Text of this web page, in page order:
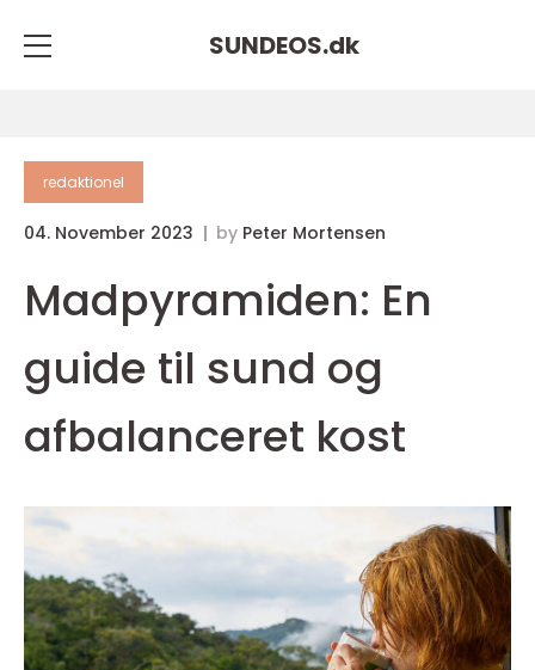
SUNDEOS.dk
redaktionel
04. November 2023 by Peter Mortensen
Madpyramiden: En
guide til sund og
afbalanceret kost